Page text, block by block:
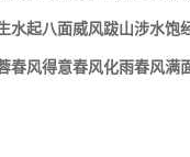
水起八面威风跋山涉水饱
春风得意春风化雨春风满